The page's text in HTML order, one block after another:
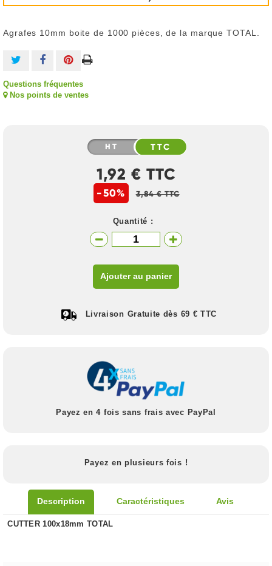
Agrafes 10mm boite de 1000 pièces, de la marque TOTAL.
Questions fréquentes
Nos points de ventes
HT TTC
1,92 € TTC
-50% 3,84 € TTC
Quantité :
Ajouter au panier
Livraison Gratuite dès 69 € TTC
Payez en 4 fois sans frais avec PayPal
Payez en plusieurs fois !
Description Caractéristiques Avis
CUTTER 100x18mm TOTAL